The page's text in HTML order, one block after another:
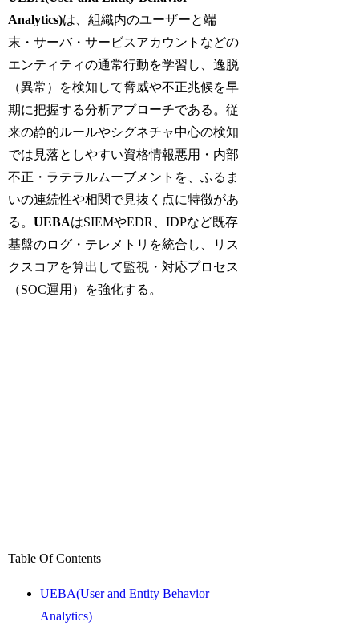
Analytics)は、組織内のユーザーと端
末・サーバ・サービスアカウントなどの
エンティティの通常行動を学習し、逸脱
（異常）を検知して脅威や不正兆候を早
期に把握する分析アプローチである。従
来の静的ルールやシグネチャ中心の検知
では見落としやすい資格情報悪用・内部
不正・ラテラルムーブメントを、ふるま
いの連続性や相関で見抜く点に特徴があ
る。UEBAはSIEMやEDR、IDPなど既存
基盤のログ・テレメトリを統合し、リス
クスコアを算出して監視・対応プロセス
（SOC運用）を強化する。
Table Of Contents
UEBA(User and Entity Behavior
Analytics)